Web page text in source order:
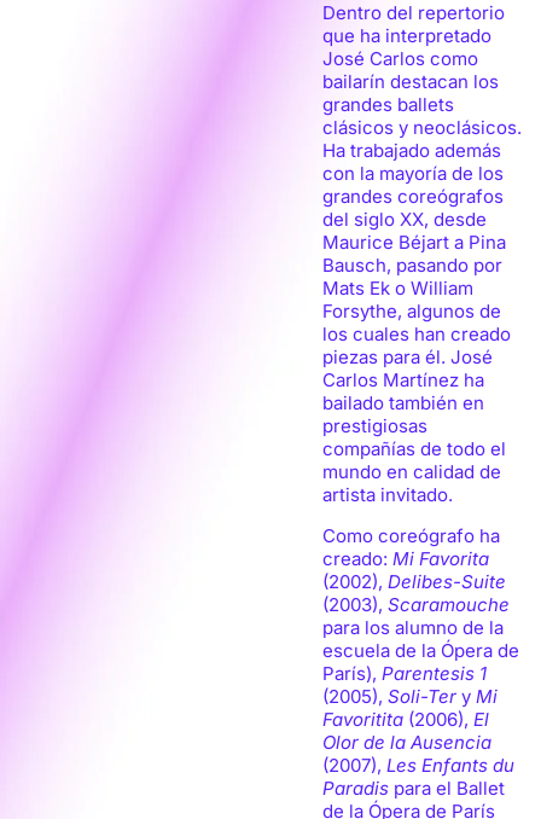
Dentro del repertorio
que ha interpretado
José Carlos como
bailarín destacan los
grandes ballets
clásicos y neoclásicos.
Ha trabajado además
con la mayoría de los
grandes coreógrafos
del siglo XX, desde
Maurice Béjart a Pina
Bausch, pasando por
Mats Ek o William
Forsythe, algunos de
los cuales han creado
piezas para él. José
Carlos Martínez ha
bailado también en
prestigiosas
compañías de todo el
mundo en calidad de
artista invitado.
Como coreógrafo ha
creado:Mi Favorita
(2002),Delibes-Suite
(2003),Scaramouche
para los alumno de la
escuela de la Ópera de
París),Parentesis 1
(2005),Soli-Ter yMi
Favoritita (2006),El
Olor de la Ausencia
(2007),Les Enfants du
Paradis para el Ballet
de la Ópera de París